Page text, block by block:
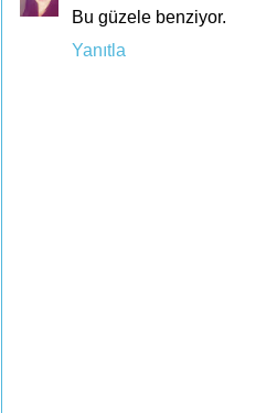
Bu güzele benziyor.
Yanıtla